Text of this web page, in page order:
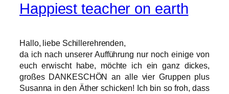
Happiest teacher on earth
Hallo, liebe Schillerehrenden,
da ich nach unserer Aufführung nur noch einige von
euch erwischt habe, möchte ich ein ganz dickes,
großes DANKESCHÖN an alle vier Gruppen plus
Susanna in den Äther schicken! Ich bin so froh, dass